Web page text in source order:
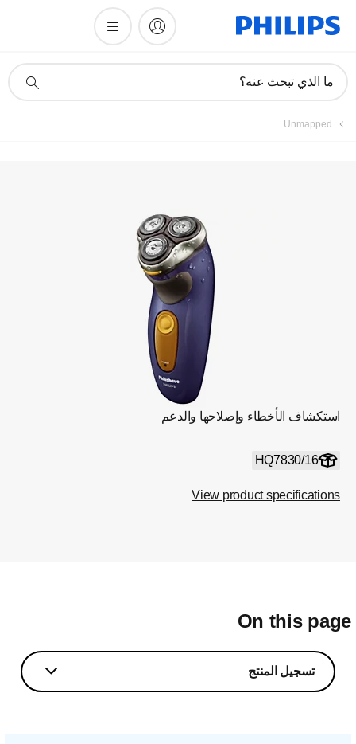
دعم
ما الذي تبحث عنه؟
Unmapped
استكشاف الأخطاء وإصلاحها والدعم
HQ7830/16
View product specifications
On this
تسجيل المنتج